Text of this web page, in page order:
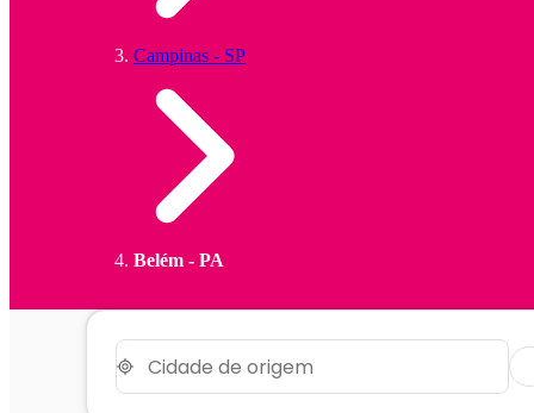
Campinas - SP
Belém - PA